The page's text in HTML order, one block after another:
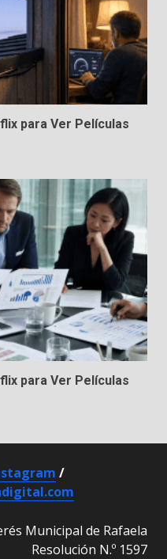
para Ver Películas
para Ver Películas
/
Municipal de Rafaela
Resolución N.º 1597